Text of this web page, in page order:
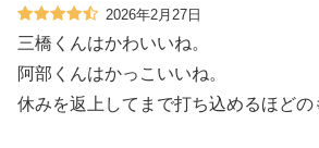
2026年2月27日
三橋くんはかわいいね。
阿部くんはかっこいいね。
休みを返上してまで打ち込めるほどの